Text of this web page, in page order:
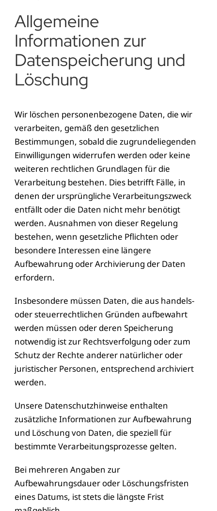
Allgemeine
Informationen zur
Datenspeicherung und
Löschung
Wir löschen personenbezogene Daten, die wir
verarbeiten, gemäß den gesetzlichen
Bestimmungen, sobald die zugrundeliegenden
Einwilligungen widerrufen werden oder keine
weiteren rechtlichen Grundlagen für die
Verarbeitung bestehen. Dies betrifft Fälle, in
denen der ursprüngliche Verarbeitungszweck
entfällt oder die Daten nicht mehr benötigt
werden. Ausnahmen von dieser Regelung
bestehen, wenn gesetzliche Pflichten oder
besondere Interessen eine längere
Aufbewahrung oder Archivierung der Daten
erfordern.
Insbesondere müssen Daten, die aus handels-
oder steuerrechtlichen Gründen aufbewahrt
werden müssen oder deren Speicherung
notwendig ist zur Rechtsverfolgung oder zum
Schutz der Rechte anderer natürlicher oder
juristischer Personen, entsprechend archiviert
werden.
Unsere Datenschutzhinweise enthalten
zusätzliche Informationen zur Aufbewahrung
und Löschung von Daten, die speziell für
bestimmte Verarbeitungsprozesse gelten.
Bei mehreren Angaben zur
Aufbewahrungsdauer oder Löschungsfristen
eines Datums, ist stets die längste Frist